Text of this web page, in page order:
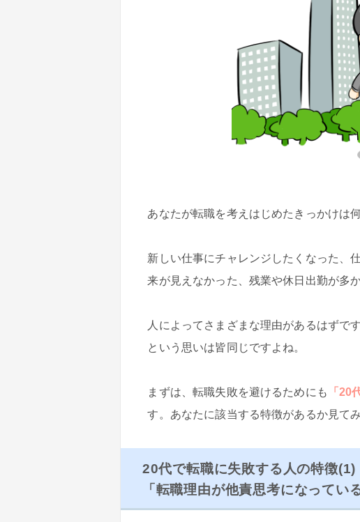
あなたが転職を考えはじめたきっかけは
新しい仕事にチャレンジしたくなった、
来が見えなかった、残業や休日出勤が多
人によってさまざまな理由があるはずで
という思いは皆同じですよね。
まずは、転職失敗を避けるためにも 「20
す。あなたに該当する特徴があるか見て
20代で転職に失敗する人の特徴(1)
「転職理由が他責思考になっている